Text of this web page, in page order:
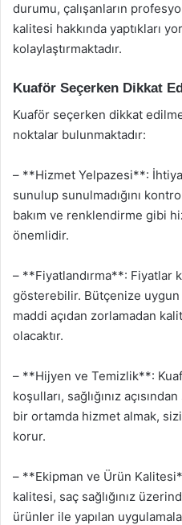
durumu, çalışanların
kalitesi hakkında yaptıkları
kolaylaştırmaktadır.
Kuaför Seçerken Dikkat
Kuaför seçerken dikkat
noktalar bulunmaktadır:
– **Hizmet Yelpazesi**:
sunulup sunulmadığını
bakım ve renklendirme gibi
önemlidir.
– **Fiyatlandırma**: Fiyatlar
gösterebilir. Bütçenize
maddi açıdan zorlamadan
olacaktır.
– **Hijyen ve Temizlik**:
koşulları, sağlığınız
bir ortamda hizmet almak, sizi
korur.
– **Ekipman ve Ürün
kalitesi, saç sağlığınız
ürünler ile yapılan